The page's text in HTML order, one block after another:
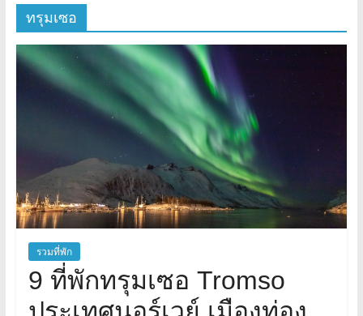
ทรุมเซอ
รวมที่พัก
9 ที่พักทรุมเซอ Tromso